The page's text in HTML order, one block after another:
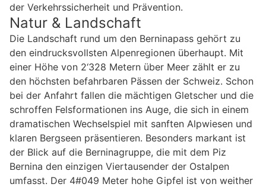
der Verkehrssicherheit und Prävention.
Natur & Landschaft
Die Landschaft rund um den Berninapass gehört zu
den eindrucksvollsten Alpenregionen überhaupt. Mit
einer Höhe von 2‘328 Metern über Meer zählt er zu
den höchsten befahrbaren Pässen der Schweiz. Schon
bei der Anfahrt fallen die mächtigen Gletscher und die
schroffen Felsformationen ins Auge, die sich in einem
dramatischen Wechselspiel mit sanften Alpwiesen und
klaren Bergseen präsentieren. Besonders markant ist
der Blick auf die Berninagruppe, die mit dem Piz
Bernina den einzigen Viertausender der Ostalpen
umfasst. Der 4#049 Meter hohe Gipfel ist von weither